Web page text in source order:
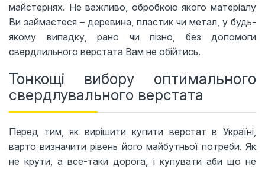
майстернях. Не важливо, обробкою якого матеріалу
Ви займаєтеся – деревина, пластик чи метал, у будь-
якому випадку, рано чи пізно, без допомоги
свердлильного верстата Вам не обійтись.
Тонкощі вибору оптимального
свердлувального верстата
Перед тим, як вирішити купити верстат в Україні,
варто визначити рівень його майбутньої потреби. Як
не крути, а все-таки дорога, і купувати аби що не